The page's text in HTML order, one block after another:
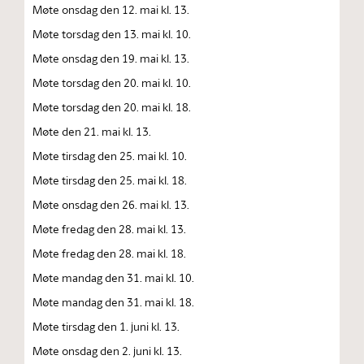
Møte onsdag den 12. mai kl. 13.
Møte torsdag den 13. mai kl. 10.
Møte onsdag den 19. mai kl. 13.
Møte torsdag den 20. mai kl. 10.
Møte torsdag den 20. mai kl. 18.
Møte den 21. mai kl. 13.
Møte tirsdag den 25. mai kl. 10.
Møte tirsdag den 25. mai kl. 18.
Møte onsdag den 26. mai kl. 13.
Møte fredag den 28. mai kl. 13.
Møte fredag den 28. mai kl. 18.
Møte mandag den 31. mai kl. 10.
Møte mandag den 31. mai kl. 18.
Møte tirsdag den 1. juni kl. 13.
Møte onsdag den 2. juni kl. 13.